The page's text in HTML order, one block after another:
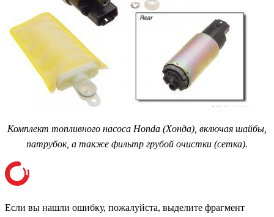
Комплект топливного насоса Honda (Хонда), включая шайбы,
патрубок, а также фильтр грубой очистки (сетка).
Если вы нашли ошибку, пожалуйста, выделите фрагмент